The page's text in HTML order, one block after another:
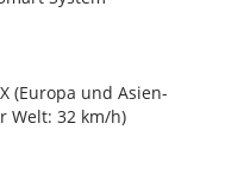
(Europa und Asien-
Welt: 32 km/h)